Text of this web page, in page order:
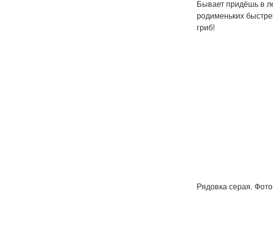
Бывает придёшь в
родименьких
гриб!
Рядовка серая.